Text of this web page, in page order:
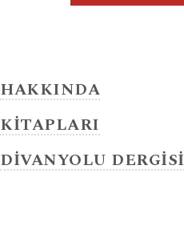
HAKKINDA
KİTAPLARI
DİVANYOLU DERGİSİ